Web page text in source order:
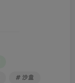
# 沙盒